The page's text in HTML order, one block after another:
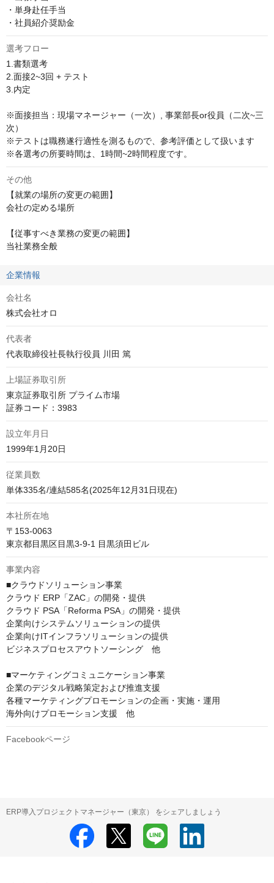
・単身赴任手当
・社員紹介奨励金
選考フロー
1.書類選考
2.面接2~3回 + テスト
3.内定
※面接担当：現場マネージャー（一次）, 事業部長or役員（二次~三
次）
※テストは職務遂行適性を測るもので、参考評価として扱います
※各選考の所要時間は、1時間~2時間程度です。
その他
【就業の場所の変更の範囲】
会社の定める場所
【従事すべき業務の変更の範囲】
当社業務全般
企業情報
会社名
株式会社オロ
代表者
代表取締役社長執行役員 川田 篤
上場証券取引所
東京証券取引所 プライム市場
証券コード：3983
設立年月日
1999年1月20日
従業員数
単体335名/連結585名(2025年12月31日現在)
本社所在地
〒153-0063
東京都目黒区目黒3-9-1 目黒須田ビル
事業内容
■クラウドソリューション事業
クラウド ERP「ZAC」の開発・提供
クラウド PSA「Reforma PSA」の開発・提供
企業向けシステムソリューションの提供
企業向けITインフラソリューションの提供
ビジネスプロセスアウトソーシング　他
■マーケティングコミュニケーション事業
企業のデジタル戦略策定および推進支援
各種マーケティングプロモーションの企画・実施・運用
海外向けプロモーション支援　他
Facebookページ
ERP導入プロジェクトマネージャー（東京） をシェアしましょう